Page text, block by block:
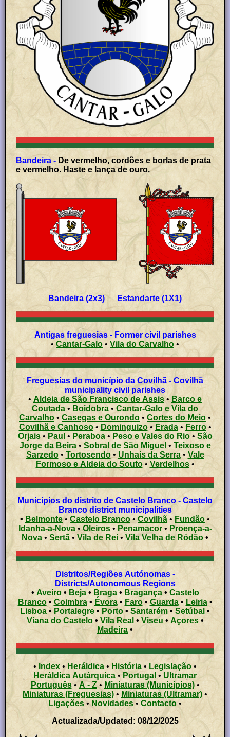
Bandeira - De vermelho, cordões e borlas de prata
e vermelho. Haste e lança de ouro.
Bandeira (2x3) Estandarte (1X1)
Antigas freguesias - Former civil parishes
• Cantar-Galo • Vila do Carvalho •
Freguesias do município da Covilhã - Covilhã
municipality civil parishes
• Aldeia de São Francisco de Assis• Barco e
Coutada • Boidobra •Cantar-Galo e Vila do
Carvalho • Casegas e Ourondo • Cortes do Meio •
Covilhã e Canhoso• Dominguizo• Erada• Ferro •
Orjais • Paul • Peraboa• Peso e Vales do Rio • São
Jorge da Beira• Sobral de São Miguel • Teixoso e
Sarzedo • Tortosendo• Unhais da Serra• Vale
Formoso e Aldeia do Souto• Verdelhos•
Municípios do distrito de Castelo Branco - Castelo
Branco district municipalities
• Belmonte• Castelo Branco•Covilhã • Fundão •
Idanha-a-Nova•Oleiros• Penamacor• Proença-a-
Nova • Sertã • Vila de Rei•Vila Velha de Ródão •
Distritos/Regiões Autónomas -
Districts/Autonomous Regions
•Aveiro• Beja• Braga• Bragança• Castelo
Branco• Coimbra• Évora• Faro• Guarda• Leiria•
Lisboa • Portalegre • Porto • Santarém • Setúbal •
Viana do Castelo• Vila Real • Viseu • Açores •
Madeira •
• Index • Heráldica • História • Legislação •
Heráldica Autárquica•Portugal • Ultramar
Português• A - Z• Miniaturas (Municípios)•
Miniaturas (Freguesias) • Miniaturas (Ultramar) •
Ligações • Novidades •Contacto•
Actualizada/Updated: 08/12/2025